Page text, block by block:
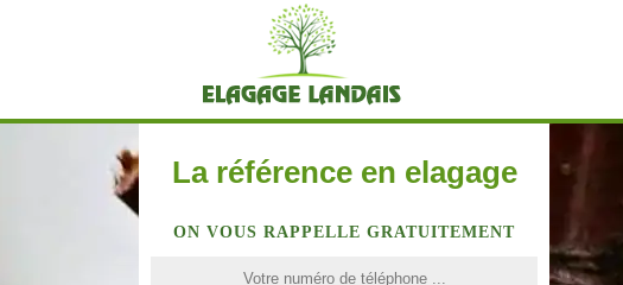
La référence en elagage
ON VOUS RAPPELLE GRATUITEMENT